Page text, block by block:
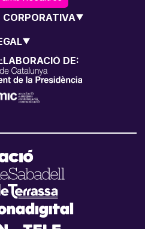
CORPORATIVA
DE: